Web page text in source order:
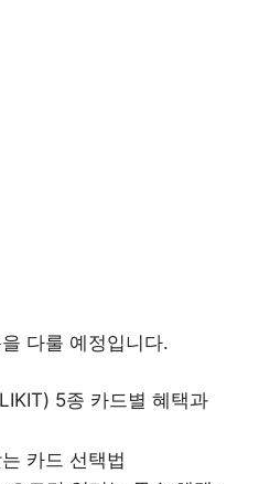
다룰 예정입니다.
5종 카드별 혜택과
카드 선택법